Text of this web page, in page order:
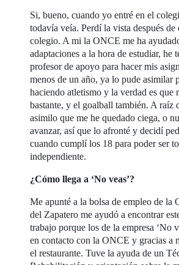
Si, bueno, cuando yo entré en el
todavía veía. Perdí la vista después de
colegio. A mi la ONCE me ha
adaptaciones a la hora de estudiar, he
profesor de apoyo para hacer mis
menos de un año, ya lo pude asimilar
haciendo atletismo y la verdad es que
bastante, y el goalball también. A raíz
asimilo que me he quedado ciega, o
avanzar, así que lo afronté y decidí
cuando cumplí los 18 para poder ser
independiente.
¿Cómo llega a ‘No veas’?
Me apunté a la bolsa de empleo de la
del Zapatero me ayudó a encontrar
trabajo porque los de la empresa ‘No
en contacto con la ONCE y gracias a
el restaurante. Tuve la ayuda de un